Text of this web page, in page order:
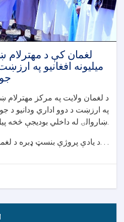
میلیونه افغانیو په
په ارزښت د دوو اداري ودانیو د
ښاروالۍ له داخلي بودیجې څخه پیل شوې.
د یادې پروژې بنسټ ډبره د لغمان. . .